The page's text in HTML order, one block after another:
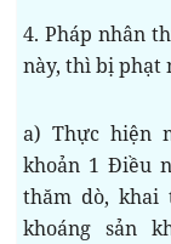
4. Pháp nhân
này, thì bị phạt
a) Thực hiện
khoản 1 Điều
thăm dò, khai
khoáng sản